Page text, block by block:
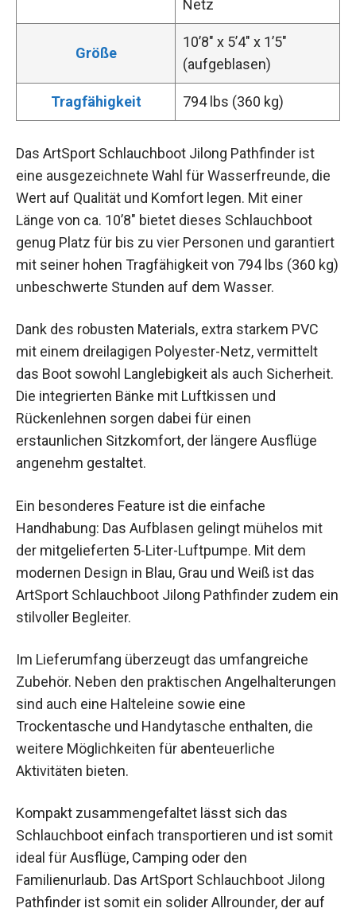
Netz
Größe
10’8″ x 5’4″ x 1’5″
(aufgeblasen)
Tragfähigkeit 794 lbs (360 kg)
Das ArtSport Schlauchboot Jilong Pathfinder ist
eine ausgezeichnete Wahl für Wasserfreunde, die
Wert auf Qualität und Komfort legen. Mit einer
Länge von ca. 10’8″ bietet dieses Schlauchboot
genug Platz für bis zu vier Personen und garantiert
mit seiner hohen Tragfähigkeit von 794 lbs (360 kg)
unbeschwerte Stunden auf dem Wasser.
Dank des robusten Materials, extra starkem PVC
mit einem dreilagigen Polyester-Netz, vermittelt
das Boot sowohl Langlebigkeit als auch Sicherheit.
Die integrierten Bänke mit Luftkissen und
Rückenlehnen sorgen dabei für einen
erstaunlichen Sitzkomfort, der längere Ausflüge
angenehm gestaltet.
Ein besonderes Feature ist die einfache
Handhabung: Das Aufblasen gelingt mühelos mit
der mitgelieferten 5-Liter-Luftpumpe. Mit dem
modernen Design in Blau, Grau und Weiß ist das
ArtSport Schlauchboot Jilong Pathfinder zudem ein
stilvoller Begleiter.
Im Lieferumfang überzeugt das umfangreiche
Zubehör. Neben den praktischen Angelhalterungen
sind auch eine Halteleine sowie eine
Trockentasche und Handytasche enthalten, die
weitere Möglichkeiten für abenteuerliche
Aktivitäten bieten.
Kompakt zusammengefaltet lässt sich das
Schlauchboot einfach transportieren und ist somit
ideal für Ausflüge, Camping oder den
Familienurlaub. Das ArtSport Schlauchboot Jilong
Pathfinder ist somit ein solider Allrounder, der auf